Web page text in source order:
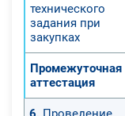
технического
задания при
закупках
Промежуточная
аттестация